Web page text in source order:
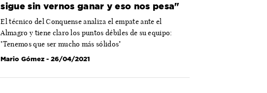
sigue sin vernos ganar y eso nos pesa"
El técnico del Conquense analiza el empate ante el
Almagro y tiene claro los puntos débiles de su equipo:
"Tenemos que ser mucho más sólidos"
Mario Gómez - 26/04/2021